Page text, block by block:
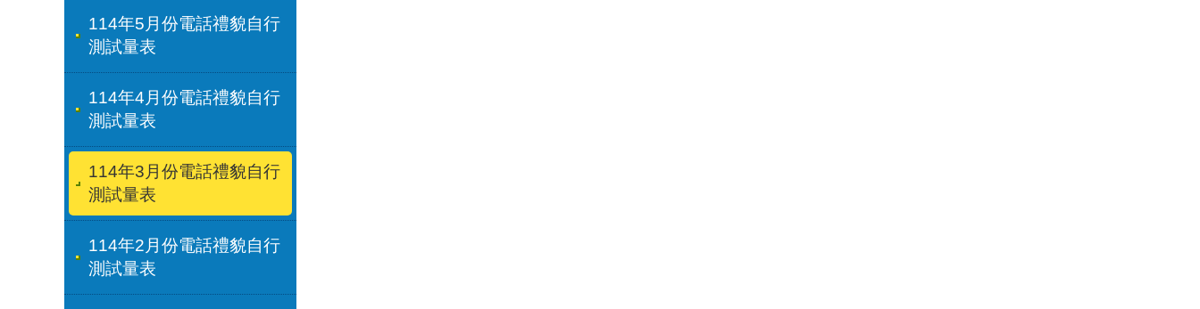
114年5月份電話禮貌自行
測試量表
114年4月份電話禮貌自行
測試量表
114年3月份電話禮貌自行
測試量表
114年2月份電話禮貌自行
測試量表